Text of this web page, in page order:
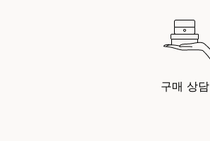
구매 상담